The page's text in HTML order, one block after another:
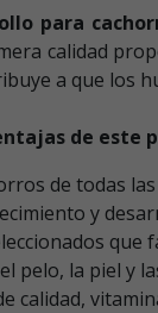
para
calidad
a que los
de este
de todas
y
que
pelo, la piel y
calidad,